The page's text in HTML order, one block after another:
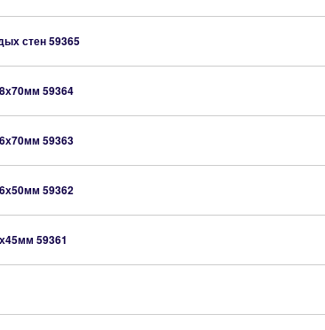
стен59365
59364
59363
59362
59361